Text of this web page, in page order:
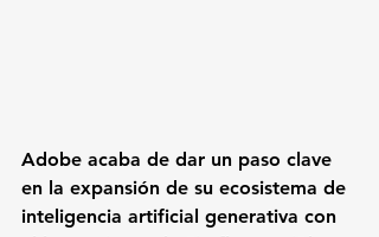
Adobe acaba de dar un paso clave
en la expansión de su ecosistema de
inteligencia artificial generativa con